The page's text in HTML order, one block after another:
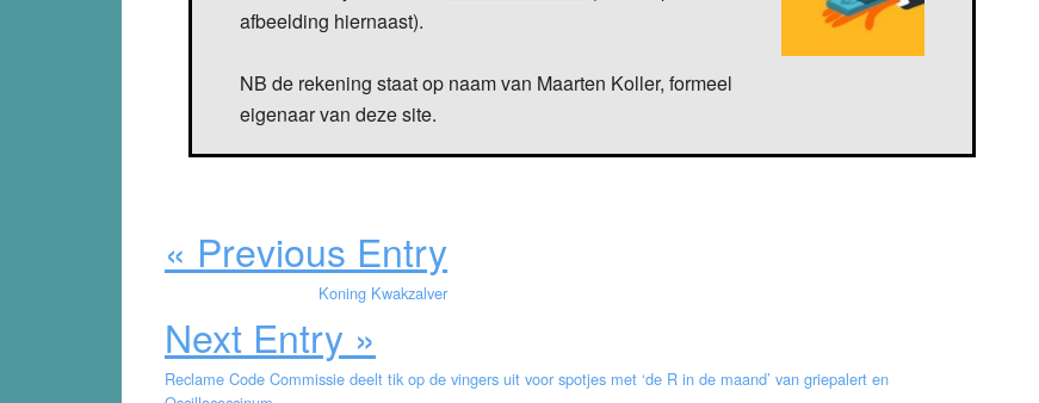
afbeelding hiernaast).
NB de rekening staat op naam van Maarten Koller, formeel
eigenaar van deze site.
« Previous Entry
Koning Kwakzalver
Next Entry »
Reclame Code Commissie deelt tik op de vingers uit voor spotjes met ‘de R in de maand’ van griepalert en